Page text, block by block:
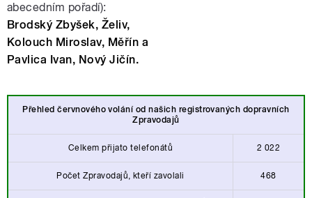
abecedním pořadí):
Brodský Zbyšek, Želiv,
Kolouch Miroslav, Měřín a
Pavlica Ivan, Nový Jičín.
Přehled červnového volání od našich registrovaných dopravních
Zpravodajů
Celkem přijato telefonátů 2 022
Počet Zpravodajů, kteří zavolali 468